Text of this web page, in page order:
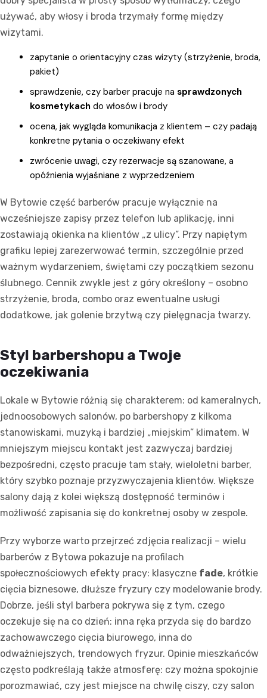
używać, aby włosy i broda trzymały formę między
wizytami.
zapytanie o orientacyjny czas wizyty (strzyżenie, broda,
pakiet)
sprawdzenie, czy barber pracuje na sprawdzonych
kosmetykach do włosów i brody
ocena, jak wygląda komunikacja z klientem – czy padają
konkretne pytania o oczekiwany efekt
zwrócenie uwagi, czy rezerwacje są szanowane, a
opóźnienia wyjaśniane z wyprzedzeniem
W Bytowie część barberów pracuje wyłącznie na
wcześniejsze zapisy przez telefon lub aplikację, inni
zostawiają okienka na klientów „z ulicy”. Przy napiętym
grafiku lepiej zarezerwować termin, szczególnie przed
ważnym wydarzeniem, świętami czy początkiem sezonu
ślubnego. Cennik zwykle jest z góry określony – osobno
strzyżenie, broda, combo oraz ewentualne usługi
dodatkowe, jak golenie brzytwą czy pielęgnacja twarzy.
Styl barbershopu a Twoje
oczekiwania
Lokale w Bytowie różnią się charakterem: od kameralnych,
jednoosobowych salonów, po barbershopy z kilkoma
stanowiskami, muzyką i bardziej „miejskim” klimatem. W
mniejszym miejscu kontakt jest zazwyczaj bardziej
bezpośredni, często pracuje tam stały, wieloletni barber,
który szybko poznaje przyzwyczajenia klientów. Większe
salony dają z kolei większą dostępność terminów i
możliwość zapisania się do konkretnej osoby w zespole.
Przy wyborze warto przejrzeć zdjęcia realizacji – wielu
barberów z Bytowa pokazuje na profilach
społecznościowych efekty pracy: klasyczne fade, krótkie
cięcia biznesowe, dłuższe fryzury czy modelowanie brody.
Dobrze, jeśli styl barbera pokrywa się z tym, czego
oczekuje się na co dzień: inna ręka przyda się do bardzo
zachowawczego cięcia biurowego, inna do
odważniejszych, trendowych fryzur. Opinie mieszkańców
często podkreślają także atmosferę: czy można spokojnie
porozmawiać, czy jest miejsce na chwilę ciszy, czy salon